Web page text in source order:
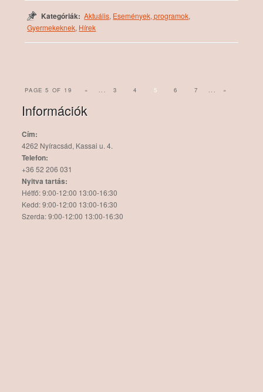
Kategóriák: Aktuális, Események, programok,
Gyermekeknek, Hírek
PAGE 5 OF 19 « 3 4 5 6 7 »
Információk
Cím:
4262 Nyíracsád, Kassai u. 4.
Telefon:
+36 52 206 031
Nyitva tartás:
Hétfő: 9:00-12:00 13:00-16:30
Kedd: 9:00-12:00 13:00-16:30
Szerda: 9:00-12:00 13:00-16:30